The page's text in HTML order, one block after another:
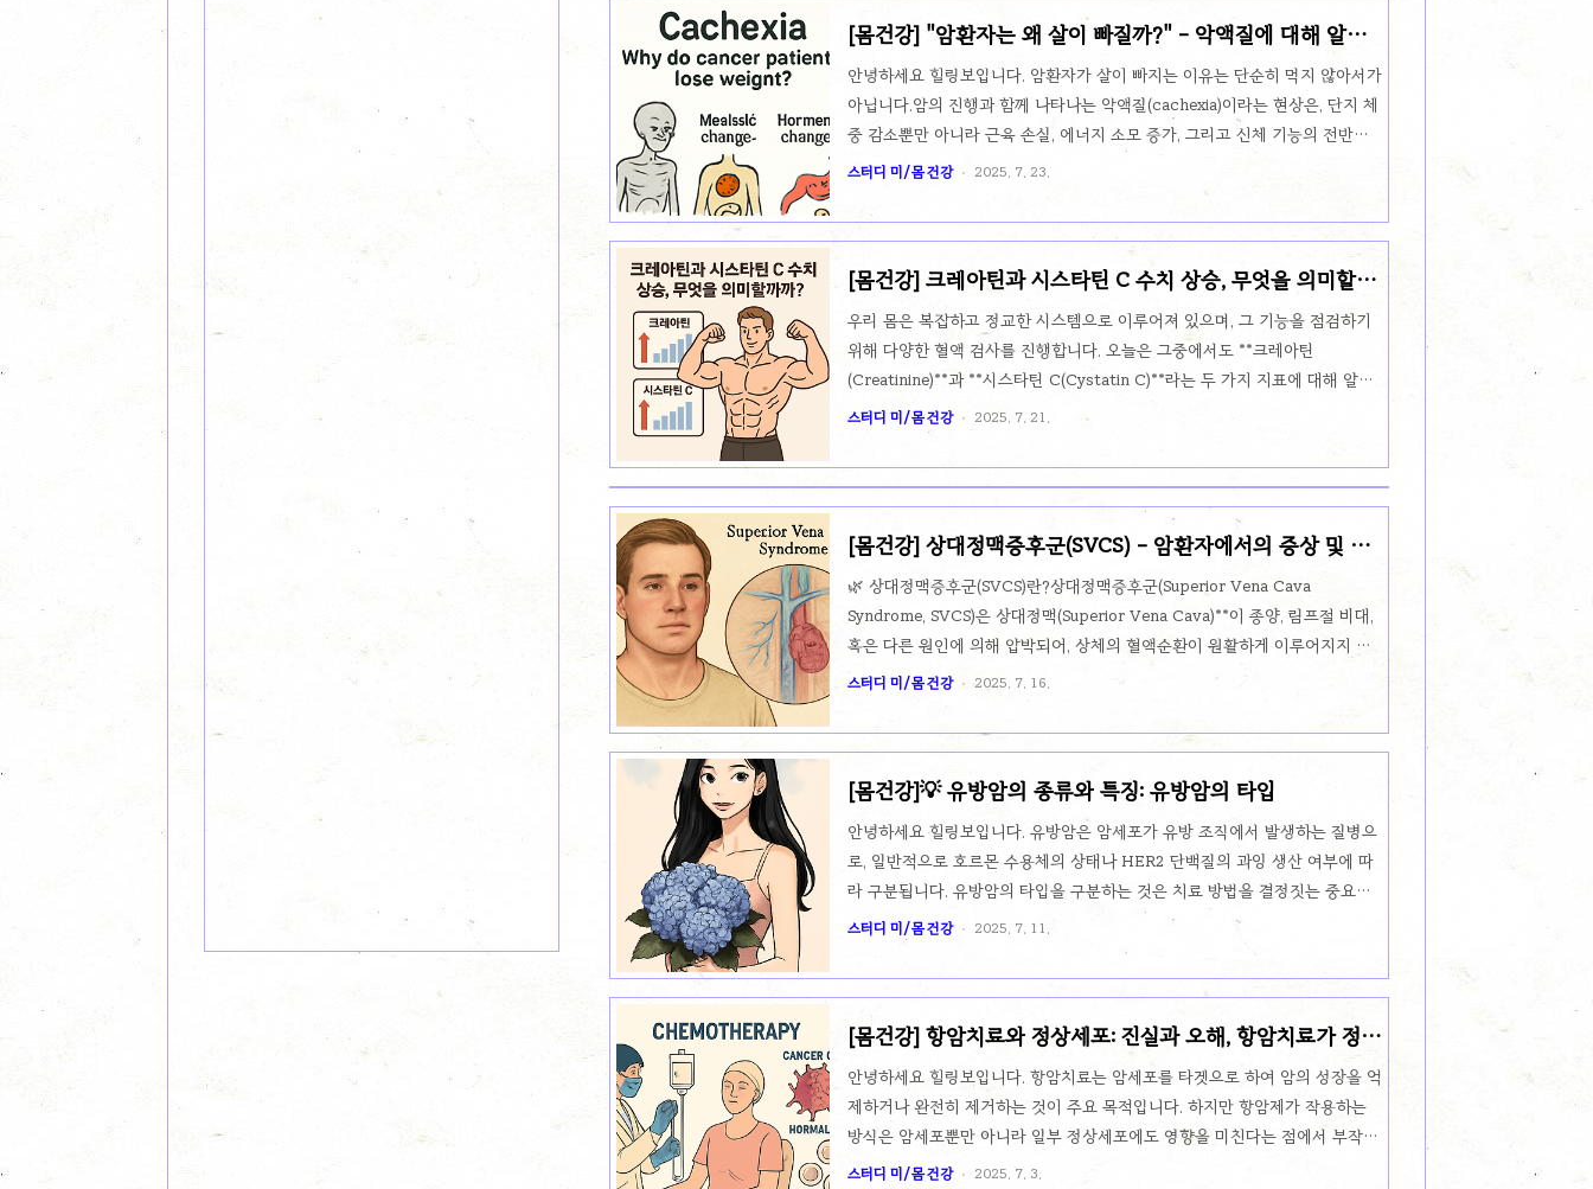
은 0~125 pg/mL 미만→ 하지만 300~900 이상이면 심부전 가능성에 대해
진지하게 고민해봐야 하죠.🧪 그럼 proBNP 수치가 ..
[몸건강] "암환자는 왜 살이 빠질까?" - 악액질에 대해 알아
보자
안녕하세요 힐링보입니다. 암환자가 살이 빠지는 이유는 단순히 먹지 않아서가
아닙니다.암의 진행과 함께 나타나는 악액질(cachexia)이라는 현상은, 단지 체
중 감소뿐만 아니라 근육 손실, 에너지 소모 증가, 그리고 신체 기능의 전반적
인 약화를 동반하는 복잡한 상태입니다.오늘은 이 악액질이 무엇이고, 왜 암환
겠습니다.1. 악액질이란 무엇인가?악액질(cachexia)은 체중 감소, 근육 소모,
순한 영양 부족이 아닌, 암과 같은 심각한 질환에서 나타나는 복합적인 대사 질
환입니다. 악액질은 특히 암, 심장병, 신장 질환, 말기 질환에서 발생하며, 그 중
암환..
스터디 미/몸 건강 2025. 7. 23.
[몸건강] 크레아틴과 시스타틴 C 수치 상승, 무엇을 의미할
까?
우리 몸은 복잡하고 정교한 시스템으로 이루어져 있으며, 그 기능을 점검하기
위해 다양한 혈액 검사를 진행합니다. 오늘은 그중에서도 **크레아틴
(Creatinine)**과 **시스타틴 C(Cystatin C)**라는 두 가지 지표에 대해 알아
보고, 수치가 왜 상승하는지, 그리고 각각의 검사가 어떤 의미를 가지는지에 대
해 살펴보겠습니다.🧪 크레아틴이란 무엇인가요?크레아틴(Creatinine)은 근육
에서 에너지를 만들기 위해 사용되는 크레아틴(Creatine)이라는 물질의 대사
주로 신장을 통해 소변으로 배출됩니다.🧬 정상 수치남성: 약 0.7–1.3 mg/dL
여성: 약 0.6–1.1 mg/dL(단, 병원 기준이나 나이, 체형, 근..
스터디 미/몸 건강 2025. 7. 21.
[몸건강] 상대정맥증후군(SVCS) - 암환자에서의 증상 및 치
료 방법
🌿 상대정맥증후군(SVCS)란?상대정맥증후군(Superior Vena Cava
Syndrome, SVCS)은 상대정맥(Superior Vena Cava)**이 종양, 림프절 비대,
혹은 다른 원인에 의해 압박되어, 상체의 혈액순환이 원활하게 이루어지지 않
는 상태를 말합니다. 상대정맥은 머리, 목, 팔에서 심장으로 돌아오는 주요 혈
SVCS의 주요 원인폐암, 림프종, 식도암, 백혈병 등의 암이 주요 원인으로 꼽힙
SVCS의 증상SVCS의 증상은 상대정맥이 압박되는 부위와 정도에 따라 다양하
지만, 대표적인 증상은 다음과 같습니다:얼굴과 목의 부종상체에 혈액이..
스터디 미/몸 건강 2025. 7. 16.
[몸건강]💡 유방암의 종류와 특징: 유방암의 타입
안녕하세요 힐링보입니다. 유방암은 암세포가 유방 조직에서 발생하는 질병으
로, 일반적으로 호르몬 수용체의 상태나 HER2 단백질의 과잉 생산 여부에 따
라 구분됩니다. 유방암의 타입을 구분하는 것은 치료 방법을 결정짓는 중요한
요소가 되기 때문에, 이를 정확히 이해하는 것이 매우 중요합니다. 오늘은 유방
암의 주요 타입에 대해 알아보겠습니다.1️⃣ 호르몬 수용체 양성 (HR+) 유방암
호르몬 수용체 양성은 에스트로겐(Estrogen)과 프로게스테론(Progestin) 호
료로 암 세포의 성장을 억제할 수 있기 때문에 치료가 잘 되는 경우가 많습니
다.주요 특징:호르몬 치료(예: Letrozole, Tamoxifen)로 치료가 가능호르몬에
의존..
스터디 미/몸 건강 2025. 7. 11.
[몸건강] 항암치료와 정상세포: 진실과 오해, 항암치료가 정상
세포도 다 죽이나요?
안녕하세요 힐링보입니다. 항암치료는 암세포를 타겟으로 하여 암의 성장을 억
제하거나 완전히 제거하는 것이 주요 목적입니다. 하지만 항암제가 작용하는
방식은 암세포뿐만 아니라 일부 정상세포에도 영향을 미친다는 점에서 부작용
이 발생할 수 있습니다. 그렇다면 항암치료가 정상세포도 다 죽이나요?라는 질
스터디 미/몸 건강 2025. 7. 3.